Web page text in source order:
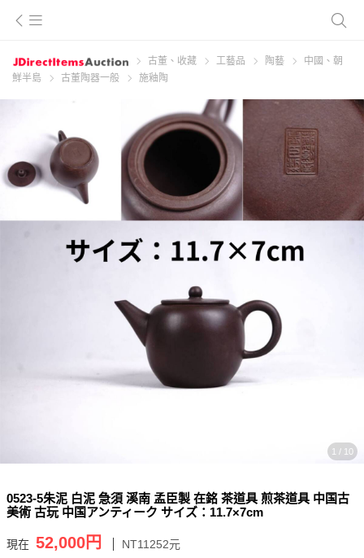
古董、收藏 工藝品 陶藝
中國、朝
鮮半島
古董陶器一般 施釉陶
1 / 10
0523-5朱泥 白泥 急須 溪南 孟臣製 在銘 茶道具 煎茶道具 中国古
美術 古玩 中国アンティーク サイズ：11.7×7cm
現在 52,000円 NT11252元